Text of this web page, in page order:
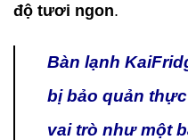
độ tươi ngon.
Bàn lạnh
bị bảo quản
vai trò như một